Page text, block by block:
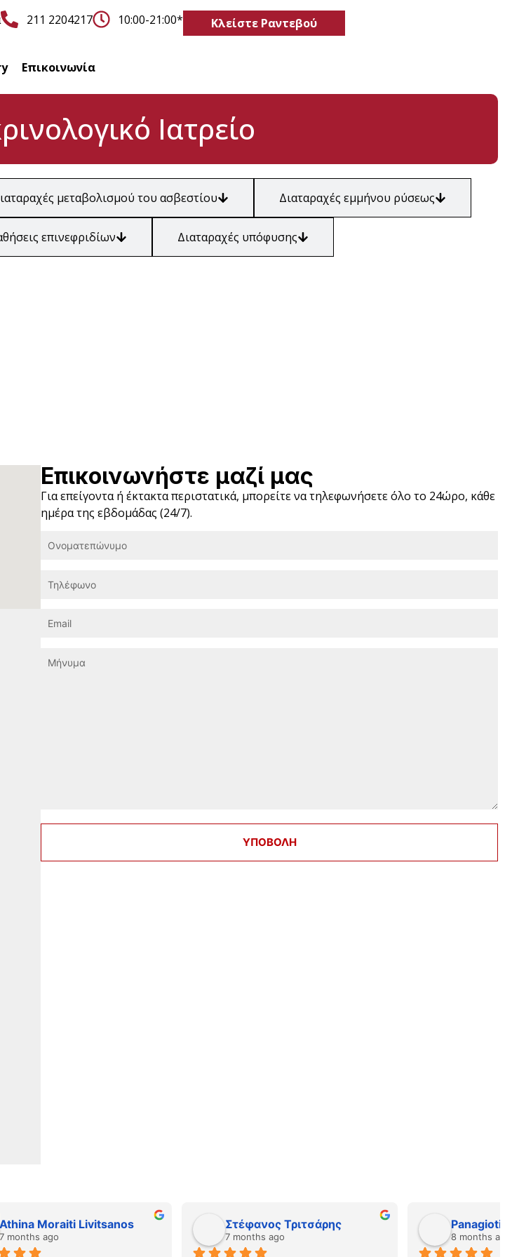
211 2204217 10:00-21:00* Κλείστε Ραντεβού
Επικοινωνία
Ιατρείο
μεταβολισμού του ασβεστίου Διαταραχές εμμήνου ρύσεως
επινεφριδίων Διαταραχές υπόφυσης
Επικοινωνήστε μαζί μας
Για επείγοντα ή έκτακτα περιστατικά, μπορείτε να τηλεφωνήσετε όλο το 24ώρο, κάθε
ημέρα της εβδομάδας (24/7).
Panagiotis Siglidis Tasos Kriempardis